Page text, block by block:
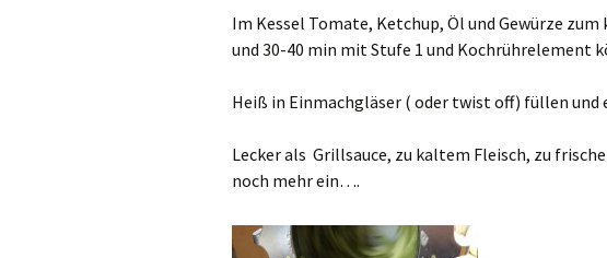
Im Kessel Tomate, Ketchup, Öl und Gewürze
und 30-40 min mit Stufe 1 und Kochrührelement
Heiß in Einmachgläser ( oder twist off) füllen
Lecker als Grillsauce, zu kaltem Fleisch, zu
noch mehr ein….